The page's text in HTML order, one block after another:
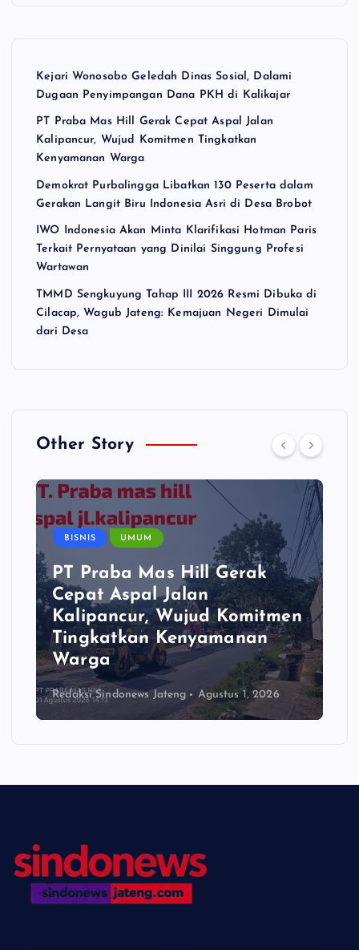
Kejari Wonosobo Geledah Dinas Sosial, Dalami
Dugaan Penyimpangan Dana PKH di Kalikajar
PT Praba Mas Hill Gerak Cepat Aspal Jalan
Kalipancur, Wujud Komitmen Tingkatkan
Kenyamanan Warga
Demokrat Purbalingga Libatkan 130 Peserta dalam
Gerakan Langit Biru Indonesia Asri di Desa Brobot
IWO Indonesia Akan Minta Klarifikasi Hotman Paris
Terkait Pernyataan yang Dinilai Singgung Profesi
Wartawan
TMMD Sengkuyung Tahap III 2026 Resmi Dibuka di
Cilacap, Wagub Jateng: Kemajuan Negeri Dimulai
dari Desa
Other Story
BISNIS UMUM
PT Praba Mas Hill Gerak
Cepat Aspal Jalan
Kalipancur, Wujud Komitmen
Tingkatkan Kenyamanan
Warga
Redaksi Sindonews Jateng Agustus 1, 2026